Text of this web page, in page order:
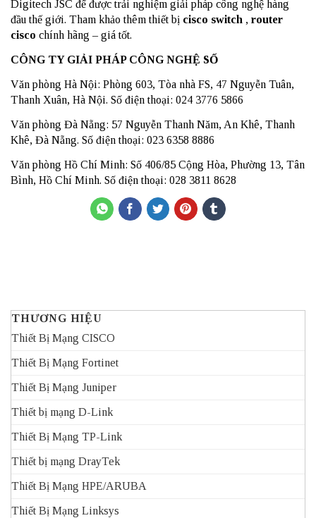
Digitech JSC để được trải nghiệm giải pháp công nghệ hàng
đầu thế giới. Tham khảo thêm thiết bị cisco switch , router
cisco chính hãng – giá tốt.
CÔNG TY GIẢI PHÁP CÔNG NGHỆ SỐ
Văn phòng Hà Nội: Phòng 603, Tòa nhà FS, 47 Nguyễn Tuân,
Thanh Xuân, Hà Nội. Số điện thoại: 024 3776 5866
Văn phòng Đà Nẵng: 57 Nguyễn Thanh Năm, An Khê, Thanh
Khê, Đà Nẵng. Số điện thoại: 023 6358 8886
Văn phòng Hồ Chí Minh: Số 406/85 Cộng Hòa, Phường 13, Tân
Bình, Hồ Chí Minh. Số điện thoại: 028 3811 8628
THƯƠNG HIỆU
Thiết Bị Mạng CISCO
Thiết Bị Mạng Fortinet
Thiết Bị Mạng Juniper
Thiết bị mạng D-Link
Thiết Bị Mạng TP-Link
Thiết bị mạng DrayTek
Thiết Bị Mạng HPE/ARUBA
Thiết Bị Mạng Linksys